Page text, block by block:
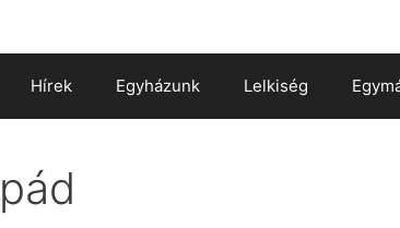
Hírek Egyházunk Lelkiség